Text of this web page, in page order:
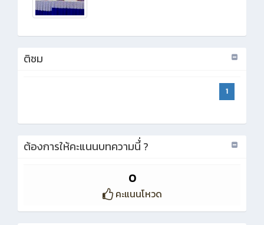
ติชม
1
ต้องการให้คะแนนบทความนี้่ ?
0
คะแนนโหวด